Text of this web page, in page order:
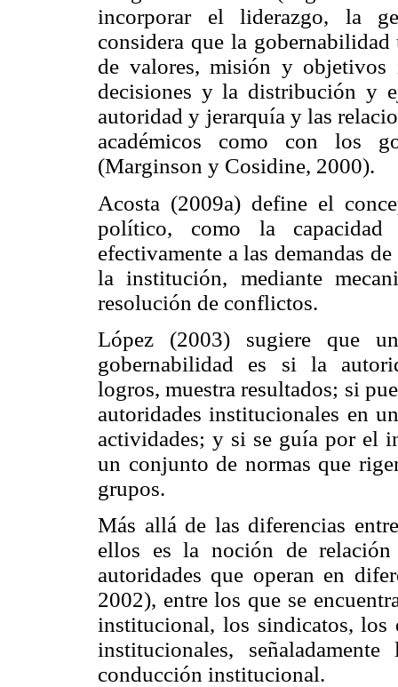
incorporar el liderazgo, la
considera que la
de valores, misión y objetivos
decisiones y la distribución y
autoridad y jerarquía y las
académicos como con los
(Marginson y Cosidine, 2000).
Acosta (2009a) define el
político, como la capacidad
efectivamente a las demandas
la institución, mediante
resolución de conflictos.
López (2003) sugiere que
gobernabilidad es si la
logros, muestra resultados; si
autoridades institucionales en
actividades; y si se guía por el
un conjunto de normas que
grupos.
Más allá de las diferencias
ellos es la noción de
autoridades que operan en
2002), entre los que se
institucional, los sindicatos, los
institucionales,
conducción institucional.